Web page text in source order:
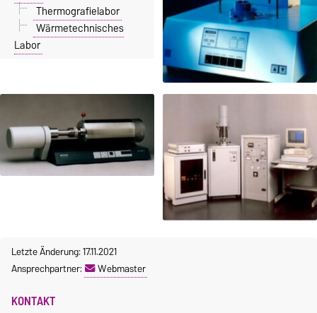
Thermografielabor
Wärmetechnisches
Labor
Letzte Änderung: 17.11.2021
Ansprechpartner:
Webmaster
KONTAKT